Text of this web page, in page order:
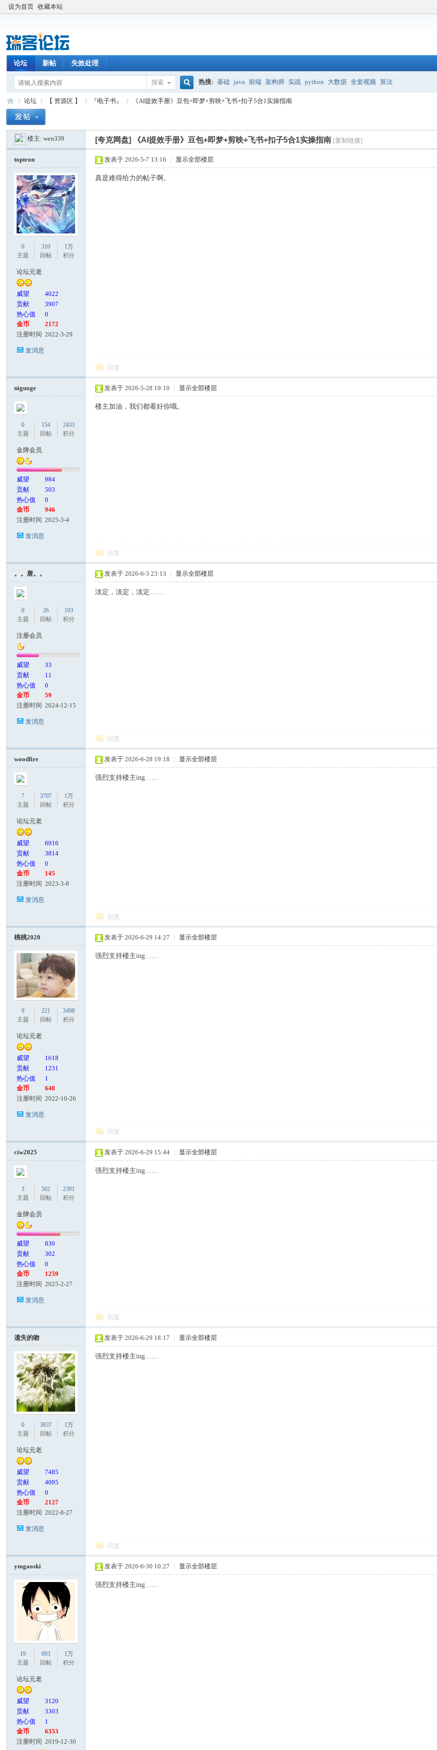
设为首页 收藏本站
论坛 新帖 失效处理
搜索
搜
索
热搜: 基础 java 前端 架构师 实战 python 大数据 全套视频 算法
»
论坛
›
【 资源区 】 『电子书』
›
《AI提效手册》豆包+即梦+剪映+飞书+扣子5合1实操指南
楼主:wen339 [夸克网盘] 《AI提效手册》豆包+即梦+剪映+飞书+扣子5合1实操指南 [复制链接]
toptron
0
主题
310
回帖
1万
积分
论坛元老
威望
4022
贡献
3907
热心值
0
金币
2172
注册时间 2022-3-29
发消息
发表于 2026-5-7 13:16 | 显示全部楼层
真是难得给力的帖子啊。
回复
niguoge
0
主题
154
回帖
2433
积分
金牌会员
威望
984
贡献
503
热心值
0
金币
946
注册时间 2025-3-4
发消息
发表于 2026-5-28 19:10 | 显示全部楼层
楼主加油，我们都看好你哦。
回复
。。唐。。
0
主题
26
回帖
103
积分
注册会员
威望
33
贡献
11
热心值
0
金币
59
注册时间 2024-12-15
发消息
发表于 2026-6-3 23:13 | 显示全部楼层
淡定，淡定，淡定……
回复
woodfire
7
主题
3707
回帖
1万
积分
论坛元老
威望
6916
贡献
3814
热心值
0
金币
145
注册时间 2023-3-8
发消息
发表于 2026-6-28 19:18 | 显示全部楼层
强烈支持楼主ing……
回复
桃桃2020
9
主题
221
回帖
3498
积分
论坛元老
威望
1618
贡献
1231
热心值
1
金币
648
注册时间 2022-10-26
发消息
发表于 2026-6-29 14:27 | 显示全部楼层
强烈支持楼主ing……
回复
ciw2025
3
主题
502
回帖
2391
积分
金牌会员
威望
830
贡献
302
热心值
0
金币
1259
注册时间 2025-2-27
发消息
发表于 2026-6-29 15:44 | 显示全部楼层
强烈支持楼主ing……
回复
遗失的吻
0
主题
3837
回帖
1万
积分
论坛元老
威望
7485
贡献
4095
热心值
0
金币
2127
注册时间 2022-8-27
发消息
发表于 2026-6-29 18:17 | 显示全部楼层
强烈支持楼主ing……
回复
ymgaoski
19
主题
693
回帖
1万
积分
论坛元老
威望
3120
贡献
3303
热心值
1
金币
6353
注册时间 2019-12-30
发表于 2026-6-30 10:27 | 显示全部楼层
强烈支持楼主ing……